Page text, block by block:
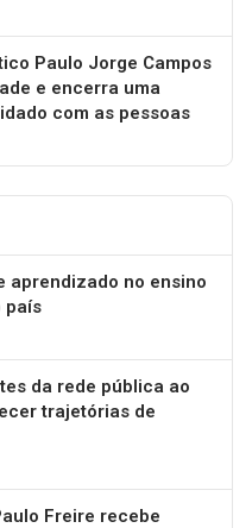
Paulo Jorge Campos
e encerra uma
com as pessoas
aprendizado no ensino
país
da rede pública ao
trajetórias de
Freire recebe